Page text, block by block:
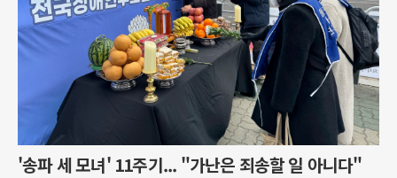
'송파 세 모녀' 11주기... "가난은 죄송할 일 아니다"